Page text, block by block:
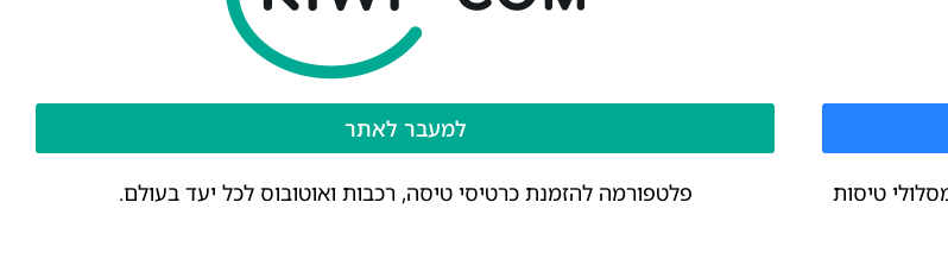
מיליון מלונות, למעלה מ-2 מיליון מסלולי טיסות
למעבר לאתר
פלטפורמה להזמנת כרטיסי טיסה, רכבות ואוטובוס לכל יעד בעולם.